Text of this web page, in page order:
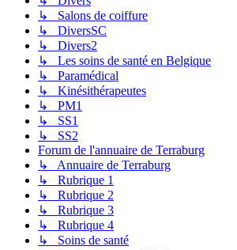
↳ Salons de coiffure
↳ DiversSC
↳ Divers2
↳ Les soins de santé en Belgique
↳ Paramédical
↳ Kinésithérapeutes
↳ PM1
↳ SS1
↳ SS2
Forum de l'annuaire de Terraburg
↳ Annuaire de Terraburg
↳ Rubrique 1
↳ Rubrique 2
↳ Rubrique 3
↳ Rubrique 4
↳ Soins de santé